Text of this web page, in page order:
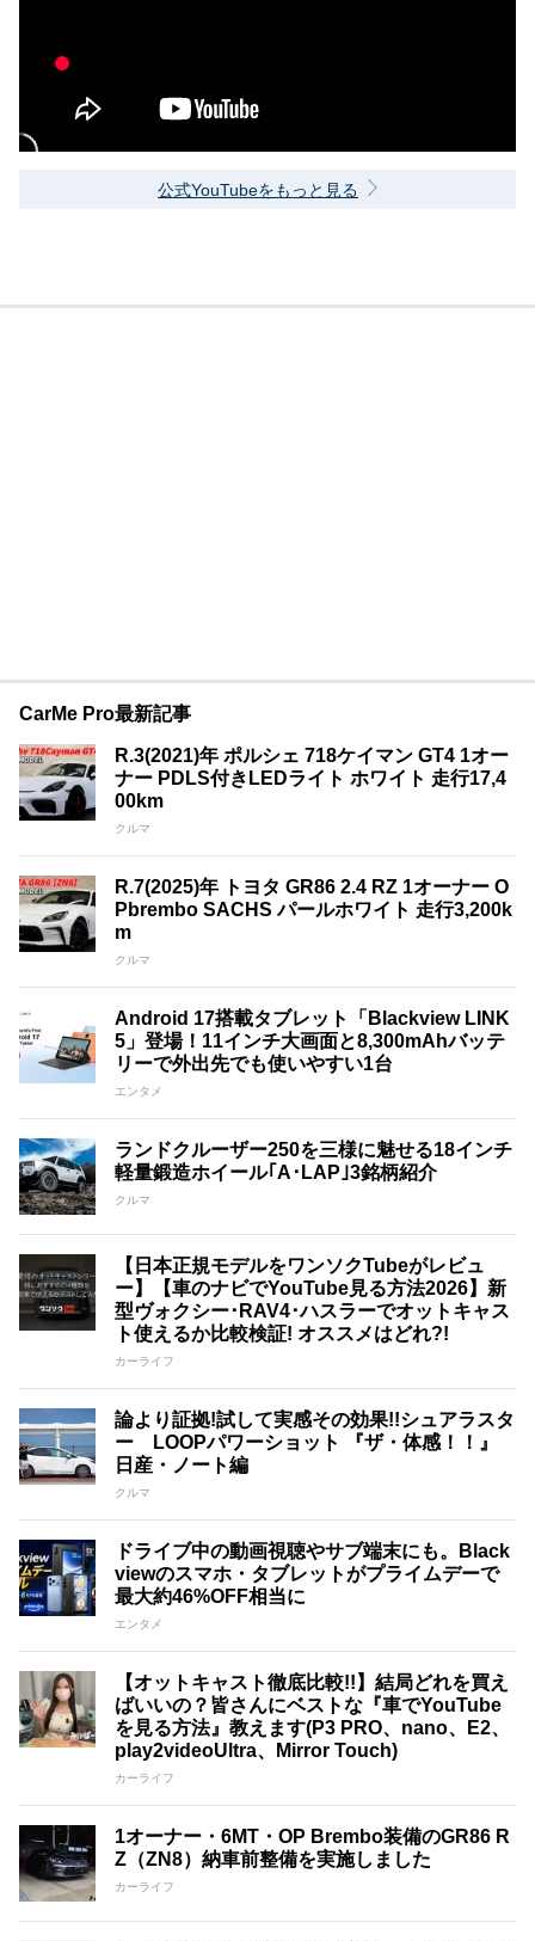
公式YouTubeをもっと見る
CarMe Pro最新記事
R.3(2021)年 ポルシェ 718ケイマン GT4 1オー
ナー PDLS付きLEDライト ホワイト 走行17,4
00km
クルマ
R.7(2025)年 トヨタ GR86 2.4 RZ 1オーナー O
Pbrembo SACHS パールホワイト 走行3,200k
m
クルマ
Android 17搭載タブレット「Blackview LINK
5」登場！11インチ大画面と8,300mAhバッテ
リーで外出先でも使いやすい1台
エンタメ
ランドクルーザー250を三様に魅せる18インチ
軽量鍛造ホイール｢A･LAP｣3銘柄紹介
クルマ
【日本正規モデルをワンソクTubeがレビュ
ー】【車のナビでYouTube見る方法2026】新
型ヴォクシー･RAV4･ハスラーでオットキャス
ト使えるか比較検証! オススメはどれ?!
カーライフ
論より証拠!試して実感その効果!!シュアラスタ
ー LOOPパワーショット 『ザ・体感！！』
日産・ノート編
クルマ
ドライブ中の動画視聴やサブ端末にも。Black
viewのスマホ・タブレットがプライムデーで
最大約46%OFF相当に
エンタメ
【オットキャスト徹底比較!!】結局どれを買え
ばいいの？皆さんにベストな『車でYouTube
を見る方法』教えます(P3 PRO、nano、E2、
play2videoUltra、Mirror Touch)
カーライフ
1オーナー・6MT・OP Brembo装備のGR86 R
Z（ZN8）納車前整備を実施しました
カーライフ